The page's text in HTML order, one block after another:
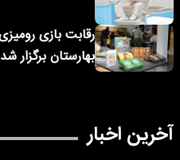
رقابت بازی
بهارستان برگزار
آخرین اخبار